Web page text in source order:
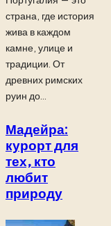
страна, где история
жива в каждом
камне, улице и
традиции. От
древних римских
руин до...
Мадейра:
курорт для
тех, кто
любит
природу